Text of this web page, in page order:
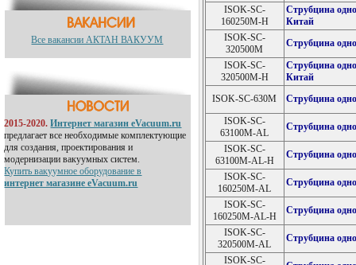
Все вакансии АКТАН ВАКУУМ
2015-2020. Интернет магазин eVacuum.ru
предлагает все необходимые комплектующие
для создания, проектирования и
модернизации вакуумных систем.
Купить вакуумное оборудование в
интернет магазине eVacuum.ru
ISOK-SC-
160250M-H
Струбцина
Китай
ISOK-SC-
320500M
Струбцина
ISOK-SC-
320500M-H
Струбцина
Китай
ISOK-SC-630M
Струбцина
ISOK-SC-
63100M-AL
Струбцина
ISOK-SC-
63100M-AL-H
Струбцина
ISOK-SC-
160250M-AL
Струбцина
ISOK-SC-
160250M-AL-H
Струбцина
ISOK-SC-
320500M-AL
Струбцина
ISOK-SC-